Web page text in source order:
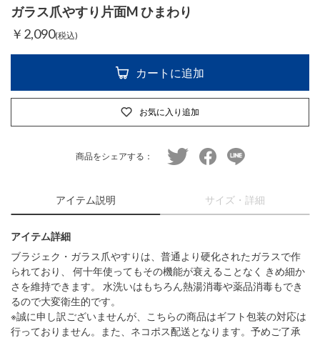
ガラス爪やすり片面M ひまわり
￥2,090(税込)
カートに追加
お気に入り追加
商品をシェアする： twitter facebookline
アイテム説明 サイズ・詳細
アイテム詳細
ブラジェク・ガラス爪やすりは、普通より硬化されたガラスで作
られており、 何十年使ってもその機能が衰えることなく きめ細か
さを維持できます。 水洗いはもちろん熱湯消毒や薬品消毒もでき
るので大変衛生的です。
※誠に申し訳ございませんが、こちらの商品はギフト包装の対応は
行っておりません。また、ネコポス配送となります。予めご了承